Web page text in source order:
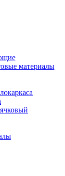
материалы